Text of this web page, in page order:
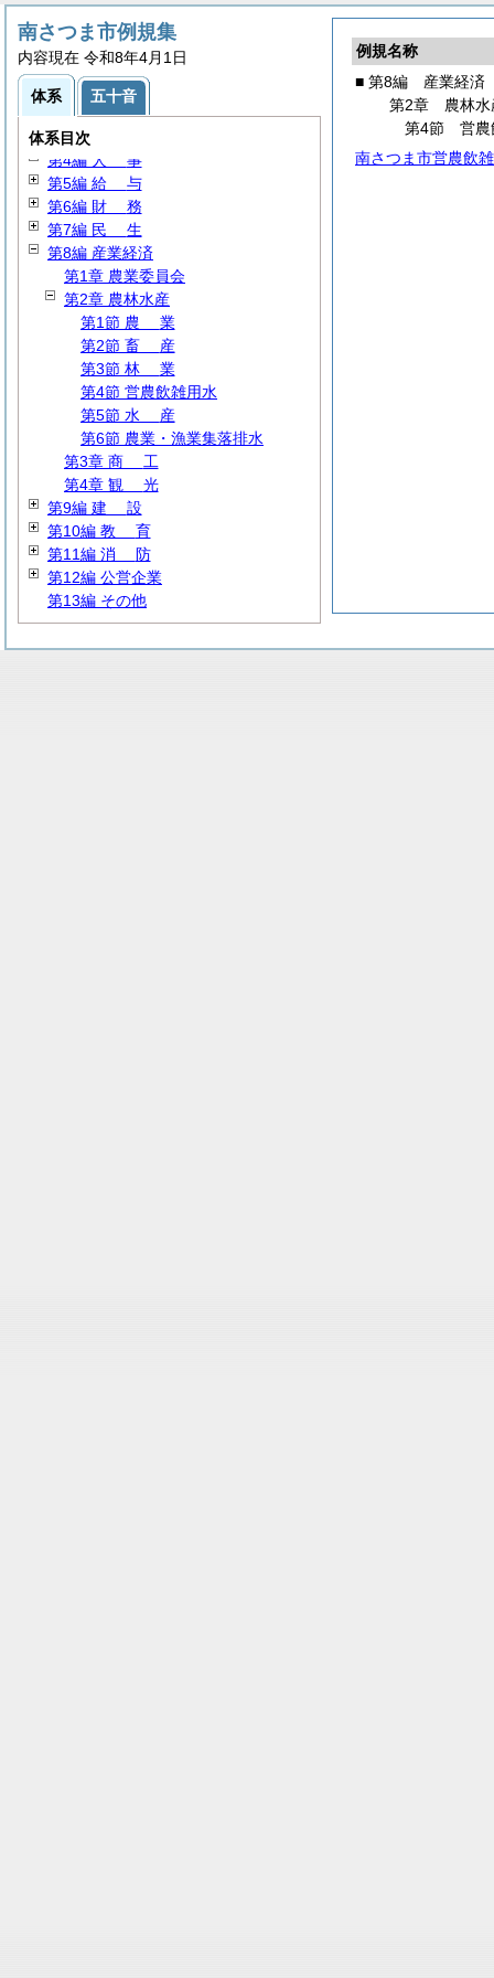
例規名称
■ 第8編 産業経済
第2章 農林水
第4節 営農
南さつま市営農飲
南さつま市例規集
内容現在 令和8年4月1日
体系 五十音
体系目次
第1編総規
第2編議会
第3編 執行機関
第4編 人 事
第5編 給 与
第6編 財 務
第7編 民 生
第8編 産業経済
第1章 農業委員会
第2章 農林水産
第1節 農 業
第2節 畜 産
第3節 林 業
第4節 営農飲雑用水
第5節 水 産
第6節 農業・漁業集落排水
第3章 商 工
第4章 観 光
第9編 建 設
第10編 教 育
第11編 消 防
第12編 公営企業
第13編 その他